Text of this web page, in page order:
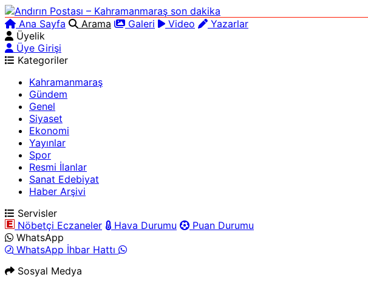
Ana Sayfa Arama Galeri Video
Yazarlar
Üyelik
Üye Girişi
Kategoriler
Kahramanmaraş
Gündem
Genel
Siyaset
Ekonomi
Yayınlar
Spor
Resmi İlanlar
Sanat Edebiyat
Haber Arşivi
Servisler
Nöbetçi Eczaneler
Hava Durumu
Puan Durumu
WhatsApp
WhatsApp İhbar Hattı
Sosyal Medya